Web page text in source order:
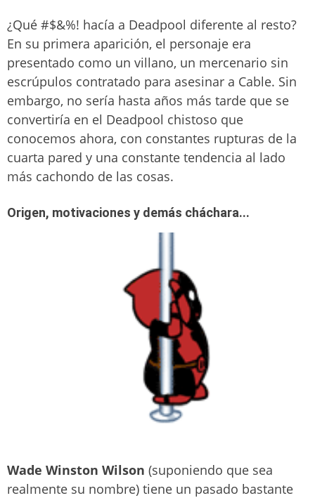
¿Qué #$&%! hacía a Deadpool diferente al resto?
En su primera aparición, el personaje era
presentado como un villano, un mercenario sin
escrúpulos contratado para asesinar a Cable. Sin
embargo, no sería hasta años más tarde que se
convertiría en el Deadpool chistoso que
conocemos ahora, con constantes rupturas de la
cuarta pared y una constante tendencia al lado
más cachondo de las cosas.
Origen, motivaciones y demás cháchara...
Wade Winston Wilson (suponiendo que sea
realmente su nombre) tiene un pasado bastante